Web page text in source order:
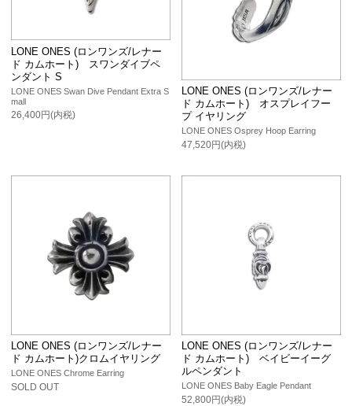
LONE ONES (ロンワンズ/レナー
ド カムホート) スワンダイブペ
ンダント S
LONE ONES Swan Dive Pendant Extra S
mall
26,400円(内税)
LONE ONES (ロンワンズ/レナー
ド カムホート) オスプレイフー
プ イヤリング
LONE ONES Osprey Hoop Earring
47,520円(内税)
LONE ONES (ロンワンズ/レナー
ド カムホート)クロムイヤリング
LONE ONES Chrome Earring
SOLD OUT
LONE ONES (ロンワンズ/レナー
ド カムホート) ベイビーイーグ
ルペンダント
LONE ONES Baby Eagle Pendant
52,800円(内税)